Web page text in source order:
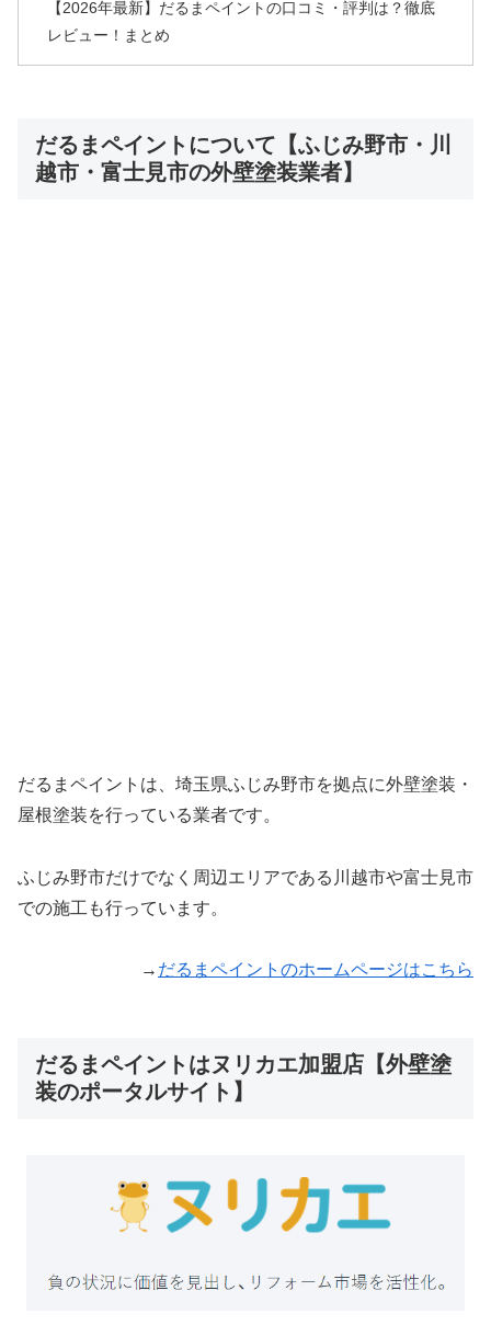
【2026年最新】だるまペイントの口コミ・評判は？徹底
レビュー！まとめ
だるまペイントについて【ふじみ野市・川
越市・富士見市の外壁塗装業者】
だるまペイントは、埼玉県ふじみ野市を拠点に外壁塗装・
屋根塗装を行っている業者です。
ふじみ野市だけでなく周辺エリアである川越市や富士見市
での施工も行っています。
→ だるまペイントのホームページはこちら
だるまペイントはヌリカエ加盟店【外壁塗
装のポータルサイト】